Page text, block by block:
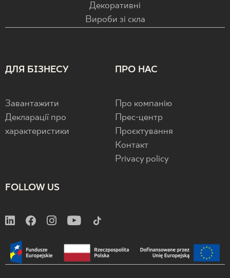
Декоративні
Вироби зі скла
ДЛЯ БІЗНЕСУ
Завантажити
Декларації про
характеристики
ПРО НАС
Про компанію
Прес-центр
Проєктування
Контакт
Privacy policy
FOLLOW US